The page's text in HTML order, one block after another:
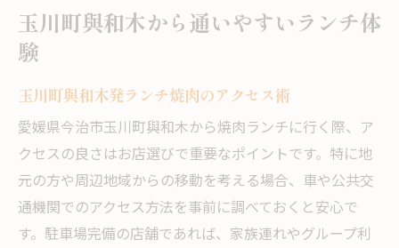
玉川町與和木から通いやすいランチ体
験
玉川町與和木発ランチ焼肉のアクセス術
愛媛県今治市玉川町與和木から焼肉ランチに行く際、ア
クセスの良さはお店選びで重要なポイントです。特に地
元の方や周辺地域からの移動を考える場合、車や公共交
通機関でのアクセス方法を事前に調べておくと安心で
す。駐車場完備の店舗であれば、家族連れやグループ利